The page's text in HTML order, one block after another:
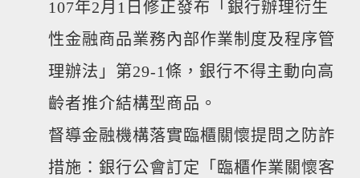
107年2月1日修正發布「銀行辦理衍生
性金融商品業務內部作業制度及程序管
理辦法」第29-1條，銀行不得主動向高
齡者推介結構型商品。
督導金融機構落實臨櫃關懷提問之防詐
措施：銀行公會訂定「臨櫃作業關懷客